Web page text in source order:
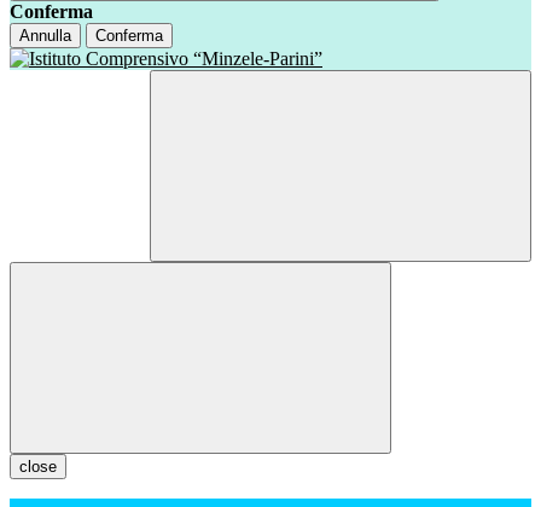
Conferma
Annulla Conferma
close